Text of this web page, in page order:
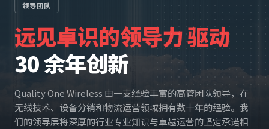
领导团队
远见卓识的领导力 驱动
30 余年创新
Quality One Wireless 由一支经验丰富的高管团队领导，在
无线技术、设备分销和物流运营领域拥有数十年的经验。我
们的领导层将深厚的行业专业知识与卓越运营的坚定承诺相